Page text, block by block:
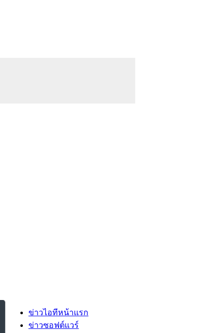
ข่าวไอทีหน้าแรก
ข่าวซอฟต์แวร์